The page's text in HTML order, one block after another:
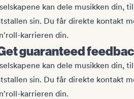
kan dele musikken din,
sin. Du får direkte kontakt
karrieren din.
guaranteed
kan dele musikken din,
sin. Du får direkte kontakt
karrieren din.